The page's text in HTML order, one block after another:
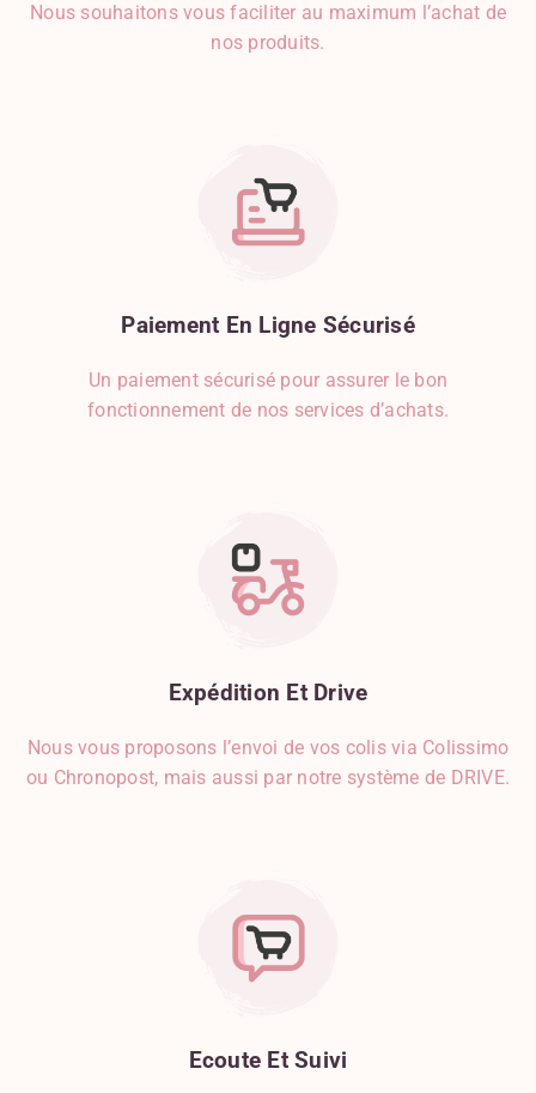
Nous souhaitons vous faciliter au maximum l’achat de
nos produits.
Paiement En Ligne Sécurisé
Un paiement sécurisé pour assurer le bon
fonctionnement de nos services d’achats.
Expédition Et Drive
Nous vous proposons l’envoi de vos colis via Colissimo
ou Chronopost, mais aussi par notre système de DRIVE.
Ecoute Et Suivi